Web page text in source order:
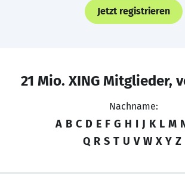
Jetzt registrieren
21 Mio. XING Mitglieder,
Nachname:
A B C D E F G H I J K L M
Q R S T U V W X Y Z